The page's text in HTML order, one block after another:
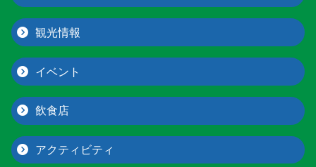
観光情報
イベント
飲食店
アクティビティ